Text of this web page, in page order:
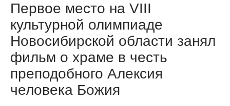
Первое место на VIII
культурной олимпиаде
Новосибирской области занял
фильм о храме в честь
преподобного Алексия
человека Божия